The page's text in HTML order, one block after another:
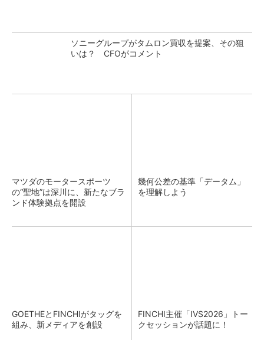
ソニーグループがタムロン買収を提案、その狙
いは？ CFOがコメント
マツダのモータースポーツ
の“聖地”は深川に、新たなブラ
ンド体験拠点を開設
幾何公差の基準「データム」
を理解しよう
GOETHEとFINCHIがタッグを
組み、新メディアを創設
FINCHI主催「IVS2026」トー
クセッションが話題に！